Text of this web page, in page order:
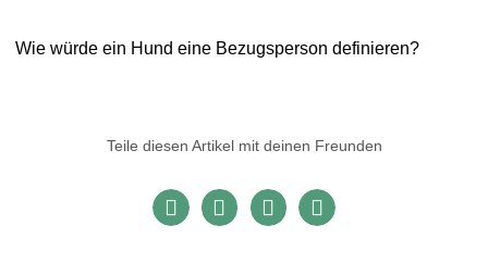
Wie würde ein Hund eine Bezugsperson definieren?
Teile diesen Artikel mit deinen Freunden